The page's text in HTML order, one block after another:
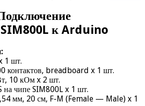
SIM800L к Arduino
1 шт.
контактов, breadboard x 1 шт.
10 кОм x 2 шт.
на чипе SIM800L x 1 шт.
мм, 20 см, F-M (Female — Male) x 1